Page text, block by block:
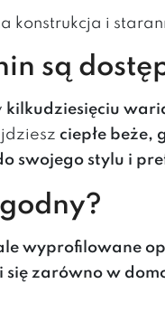
konstrukcja i
są
kilkudziesięciu
ciepłe beże,
swojego stylu i
wyprofilowane
się zarówno w